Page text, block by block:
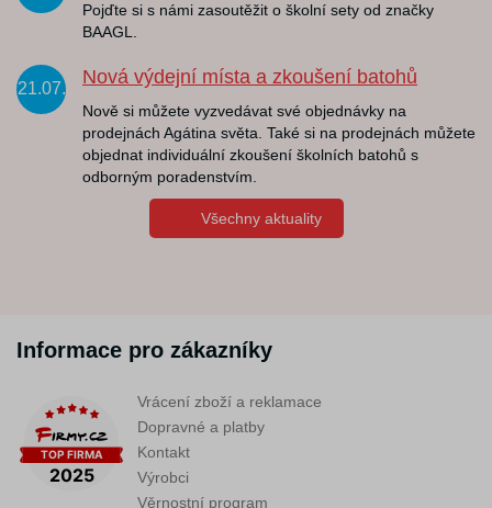
Pojďte si s námi zasoutěžit o školní sety od značky
BAAGL.
21.07.
Nová výdejní místa a zkoušení batohů
Nově si můžete vyzvedávat své objednávky na
prodejnách Agátina světa. Také si na prodejnách můžete
objednat individuální zkoušení školních batohů s
odborným poradenstvím.
Všechny aktuality
Informace pro zákazníky
Vrácení zboží a reklamace
Dopravné a platby
Kontakt
Výrobci
Věrnostní program